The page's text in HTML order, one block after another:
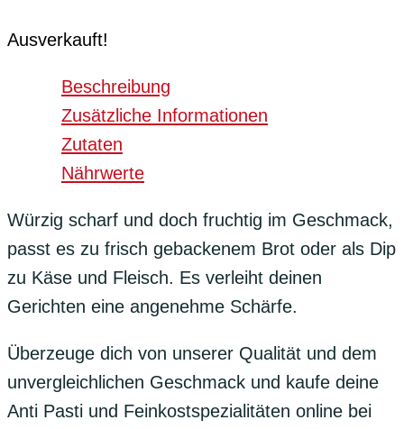
Ausverkauft!
Beschreibung
Zusätzliche Informationen
Zutaten
Nährwerte
Würzig scharf und doch fruchtig im Geschmack,
passt es zu frisch gebackenem Brot oder als Dip
zu Käse und Fleisch. Es verleiht deinen
Gerichten eine angenehme Schärfe.
Überzeuge dich von unserer Qualität und dem
unvergleichlichen Geschmack und kaufe deine
Anti Pasti und Feinkostspezialitäten online bei